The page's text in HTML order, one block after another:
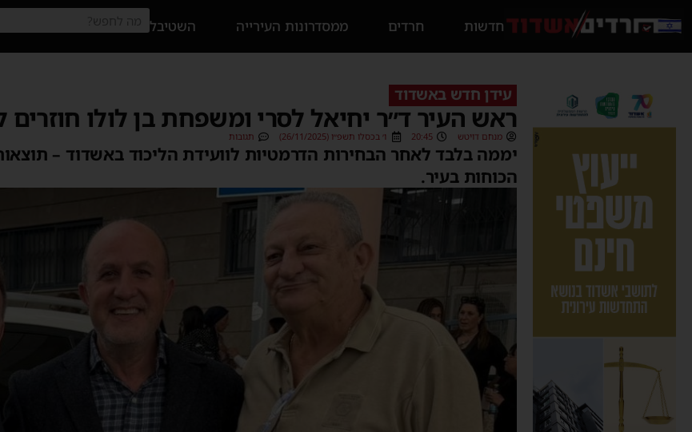
חדשות חרדים ממסדרונות העירייה השטיבל
עידן חדש באשדוד
ראש העיר ד״ר יחיאל לסרי ומשפחת בן לולו
מנחם דויטש 20:45 ו׳ בכסלו תשפ״ו (26/11/2025) תגובות
יממה בלבד לאחר הבחירות הדרמטיות לוועידת הליכוד באשדוד –
הכוחות בעיר.